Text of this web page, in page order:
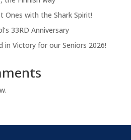
Ones with the Shark Spirit!
33RD Anniversary
in Victory for our Seniors 2026!